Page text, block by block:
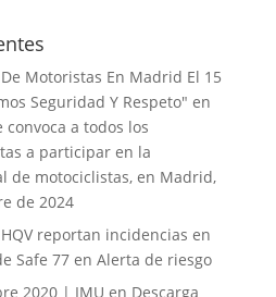
Motoristas En Madrid El 15
Seguridad Y Respeto" en
convoca a todos los
a participar en la
de motociclistas, en Madrid,
de 2024
reportan incidencias en
Safe 77en Alerta de riesgo
2020 | IMU en Descarga